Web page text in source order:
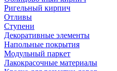
Ригельный кирпич
Отливы
Ступени
Декоративные элементы
Напольные покрытия
Модульный паркет
Лакокрасочные материалы